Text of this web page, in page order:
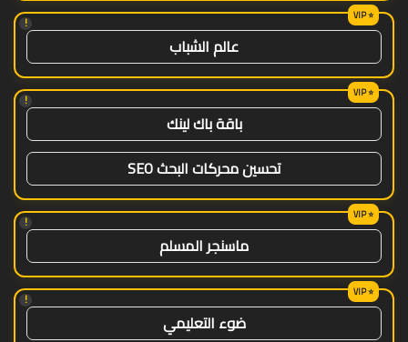
!
عالم الشباب
!
باقة باك لينك
تحسين محركات البحث SEO
!
ماسنجر المسلم
!
ضوء التعليمي